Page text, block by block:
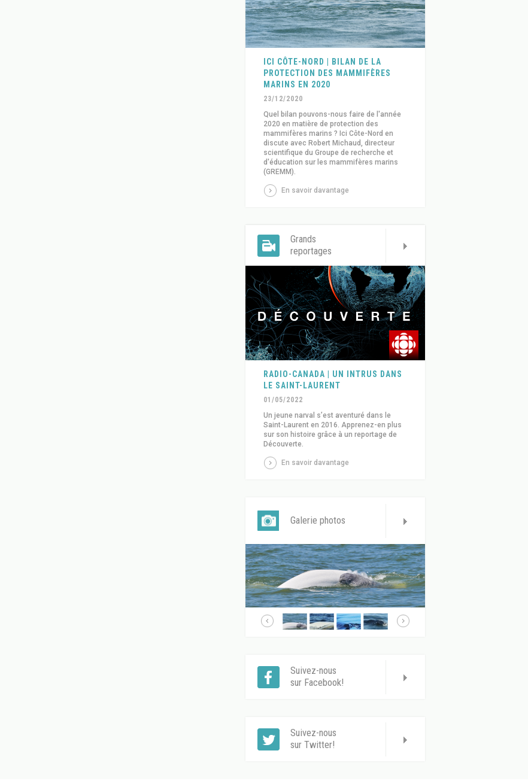
ICI CÔTE-NORD | BILAN DE LA
PROTECTION DES MAMMIFÈRES
MARINS EN 2020
23/12/2020
Quel bilan pouvons-nous faire de l'année
2020 en matière de protection des
mammifères marins ? Ici Côte-Nord en
discute avec Robert Michaud, directeur
scientifique du Groupe de recherche et
d'éducation sur les mammifères marins
(GREMM).
En savoir davantage
Grands
reportages
RADIO-CANADA | UN INTRUS DANS
LE SAINT-LAURENT
01/05/2022
Un jeune narval s’est aventuré dans le
Saint-Laurent en 2016. Apprenez-en plus
sur son histoire grâce à un reportage de
Découverte.
En savoir davantage
Galerie photos
Suivez-nous
sur Facebook!
Suivez-nous
sur Twitter!